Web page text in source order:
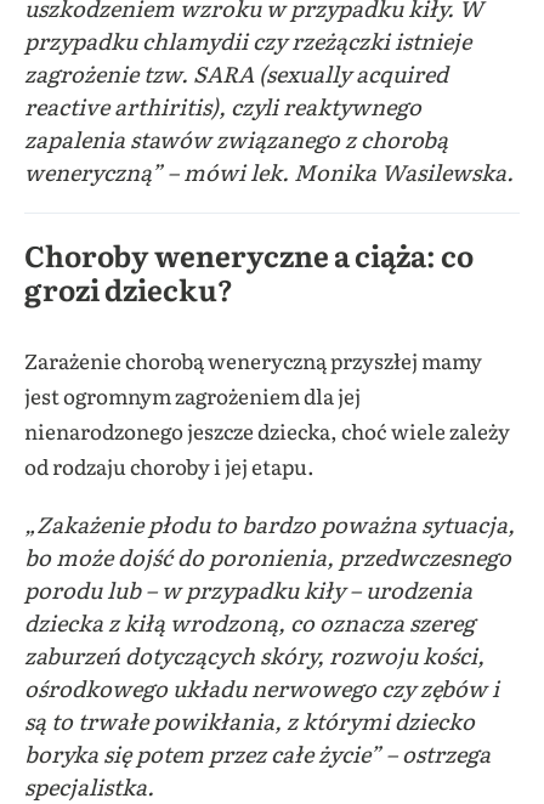
uszkodzeniem wzroku w przypadku kiły. W
przypadku chlamydii czy rzeżączki istnieje
zagrożenie tzw. SARA (sexually acquired
reactive arthiritis), czyli reaktywnego
zapalenia stawów związanego z chorobą
weneryczną” – mówi lek. Monika Wasilewska.
Choroby weneryczne a ciąża: co
grozi dziecku?
Zarażenie chorobą weneryczną przyszłej mamy
jest ogromnym zagrożeniem dla jej
nienarodzonego jeszcze dziecka, choć wiele zależy
od rodzaju choroby i jej etapu.
„Zakażenie płodu to bardzo poważna sytuacja,
bo może dojść do poronienia, przedwczesnego
porodu lub – w przypadku kiły – urodzenia
dziecka z kiłą wrodzoną, co oznacza szereg
zaburzeń dotyczących skóry, rozwoju kości,
ośrodkowego układu nerwowego czy zębów i
są to trwałe powikłania, z którymi dziecko
boryka się potem przez całe życie” – ostrzega
specjalistka.